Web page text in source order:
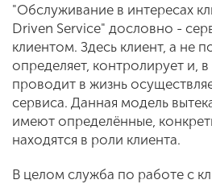
"Обслуживание в интересах
Driven Service" дословно -
клиентом. Здесь клиент, а не
определяет, контролирует и,
проводит в жизнь
сервиса. Данная модель
имеют определённые,
находятся в роли клиента.
В целом служба по работе с